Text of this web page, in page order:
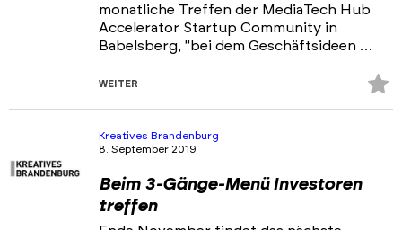
monatliche Treffen der MediaTech Hub
Accelerator Startup Community in
Babelsberg, "bei dem Geschäftsideen …
WEITER
Kreatives Brandenburg
8. September 2019
Beim 3-Gänge-Menü Investoren
treffen